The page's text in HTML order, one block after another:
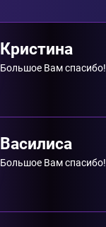
Кристина
Большое Вам спасибо!
Василиса
Большое Вам спасибо!